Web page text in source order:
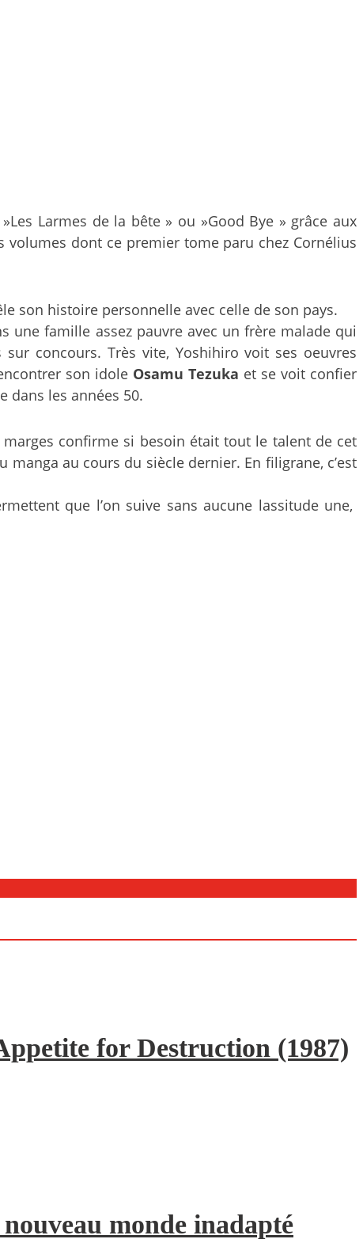
Larmes de la bête » ou »Good Bye » grâce aux
volumes dont ce premier tome paru chez Cornélius
son histoire personnelle avec celle de son pays.
une famille assez pauvre avec un frère malade qui
concours. Très vite, Yoshihiro voit ses oeuvres
son idole Osamu Tezuka et se voit confier
dans les années 50.
confirme si besoin était tout le talent de cet
au cours du siècle dernier. En filigrane, c’est
que l’on suive sans aucune lassitude une,
for Destruction (1987)
monde inadapté